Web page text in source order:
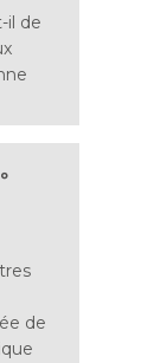
il de
de